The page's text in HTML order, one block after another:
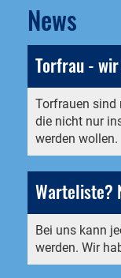
News
Torfrau -
Torfrauen sind
die nicht nur
werden wollen.
Warteliste?
Bei uns kann
werden. Wir